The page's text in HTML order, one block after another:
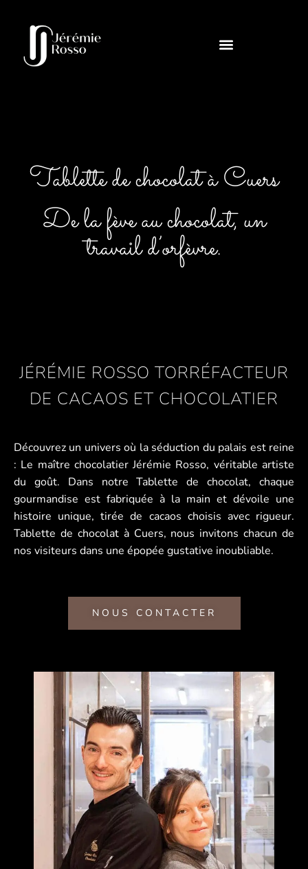
Tablette de chocolat à Cuers
De la fève au chocolat, un
travail d’orfèvre.
JÉRÉMIE ROSSO TORRÉFACTEUR
DE CACAOS ET CHOCOLATIER
Découvrez un univers où la séduction du palais est reine
: Le maître chocolatier Jérémie Rosso, véritable artiste
du goût. Dans notre Tablette de chocolat, chaque
gourmandise est fabriquée à la main et dévoile une
histoire unique, tirée de cacaos choisis avec rigueur.
Tablette de chocolat à Cuers, nous invitons chacun de
nos visiteurs dans une épopée gustative inoubliable.
NOUS CONTACTER